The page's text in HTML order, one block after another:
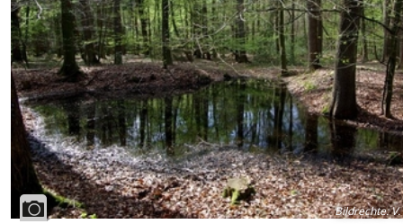
Bildrechte:V.